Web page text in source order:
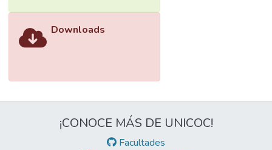
Downloads
¡CONOCE MÁS DE UNICOC!
Facultades